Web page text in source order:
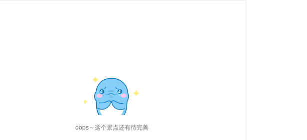
oops～这个景点还有待完善